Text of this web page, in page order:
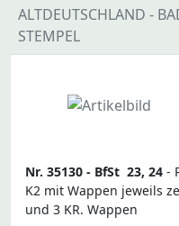
ALTDEUTSCHLAND -
STEMPEL
Nr. 35130 - BfSt 23, 24 -
K2 mit Wappen jeweils
und 3 KR. Wappen